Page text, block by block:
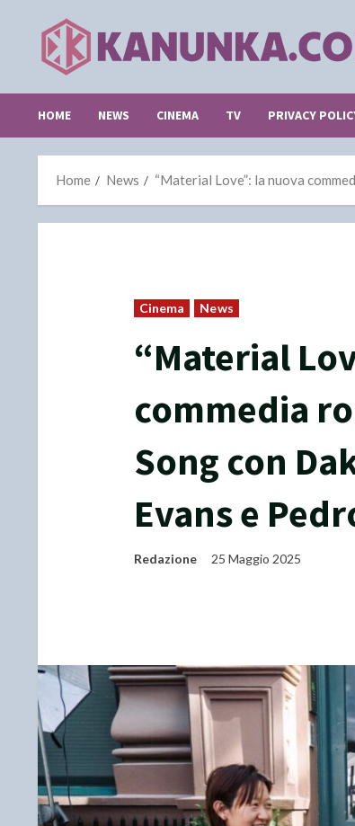
content
HOME NEWS CINEMA TV PRIVACY
Home News “Material Love”: la nuova
Cinema News
“Material
commedia
Song con
Evans e
Redazione 25 Maggio 2025